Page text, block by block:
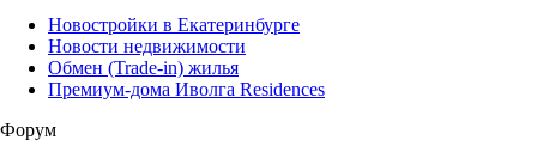
Новостройки в Екатеринбурге
Новости недвижимости
Обмен (Trade-in) жилья
Премиум-дома Иволга Residences
Форум